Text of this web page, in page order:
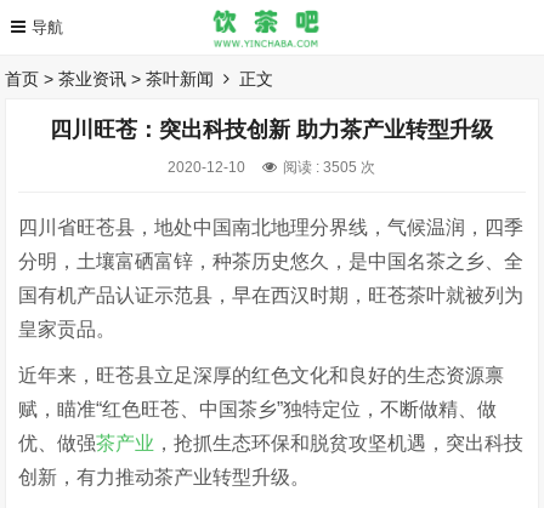
首页 >茶业资讯 >茶叶新闻 正文
四川旺苍：突出科技创新 助力茶产业转型升级
2020-12-10 阅读 :3505 次
四川省旺苍县，地处中国南北地理分界线，气候温润，四季
分明，土壤富硒富锌，种茶历史悠久，是中国名茶之乡、全
国有机产品认证示范县，早在西汉时期，旺苍茶叶就被列为
皇家贡品。
近年来，旺苍县立足深厚的红色文化和良好的生态资源禀
赋，瞄准“红色旺苍、中国茶乡”独特定位，不断做精、做
优、做强茶产业 ，抢抓生态环保和脱贫攻坚机遇，突出科技
创新，有力推动茶产业转型升级。